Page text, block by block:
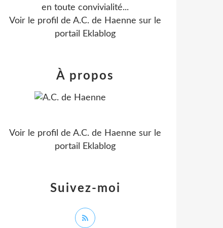
en toute convivialité...
Voir le profil de A.C. de Haenne sur le
portail Eklablog
Suivez-moi
À propos
Voir le profil de A.C. de Haenne sur le
portail Eklablog